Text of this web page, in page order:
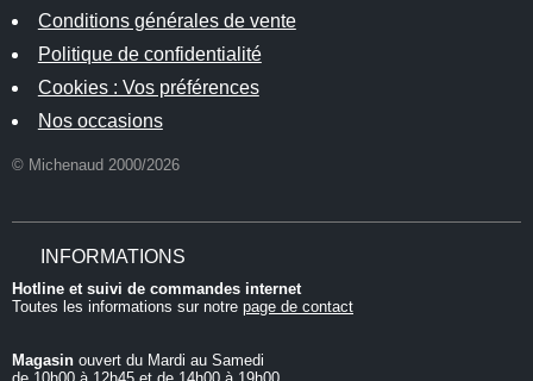
Conditions générales de vente
Politique de confidentialité
Cookies : Vos préférences
Nos occasions
© Michenaud 2000/2026
INFORMATIONS
Hotline et suivi de commandes internet
Toutes les informations sur notre page de contact
Magasin ouvert du Mardi au Samedi